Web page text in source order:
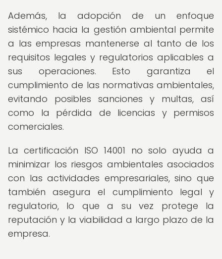
Además, la adopción de un enfoque
sistémico hacia la gestión ambiental permite
a las empresas mantenerse al tanto de los
requisitos legales y regulatorios aplicables a
sus operaciones. Esto garantiza el
cumplimiento de las normativas ambientales,
evitando posibles sanciones y multas, así
como la pérdida de licencias y permisos
comerciales.
La certificación ISO 14001 no solo ayuda a
minimizar los riesgos ambientales asociados
con las actividades empresariales, sino que
también asegura el cumplimiento legal y
regulatorio, lo que a su vez protege la
reputación y la viabilidad a largo plazo de la
empresa.